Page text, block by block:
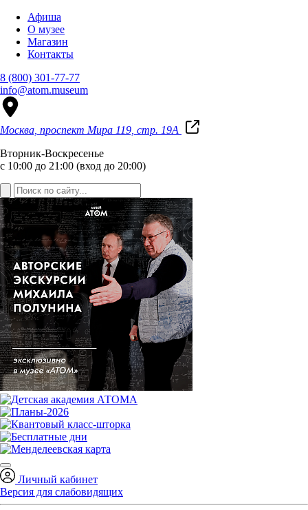
Афиша
О музее
Магазин
Контакты
8 (800) 301-77-77
info@atom.museum
Москва, проспект Мира 119, стр. 19А
Вторник-Воскресенье
с 10:00 до 21:00 (вход до 20:00)
Личный кабинет
Версия для слабовидящих